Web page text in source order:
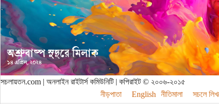
সচলায়তন.com | অনলাইন রাইটার্স কমিউনিটি | কপিরাইট © ২০০৬-২০১৫
নীড়পাতা
English নীতিমালা সচলে